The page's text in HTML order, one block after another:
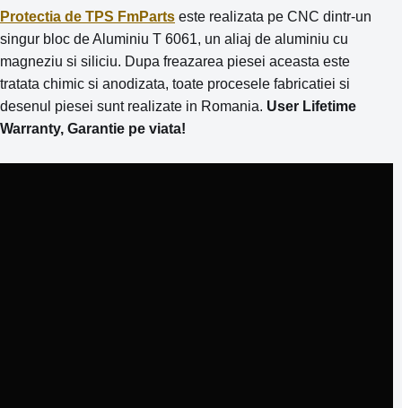
Protectia de TPS FmParts este realizata pe CNC dintr-un
singur bloc de Aluminiu T 6061, un aliaj de aluminiu cu
magneziu si siliciu. Dupa freazarea piesei aceasta este
tratata chimic si anodizata, toate procesele fabricatiei si
desenul piesei sunt realizate in Romania. User Lifetime
Warranty, Garantie pe viata!